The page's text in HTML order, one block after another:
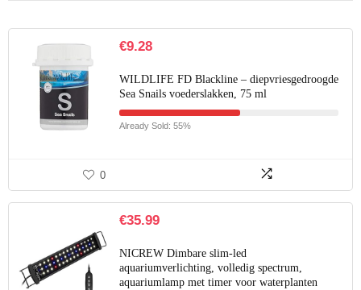
€9.28
WILDLIFE FD Blackline – diepvriesgedroogde
Sea Snails voederslakken, 75 ml
Already Sold: 55%
0
€35.99
NICREW Dimbare slim-led
aquariumverlichting, volledig spectrum,
aquariumlamp met timer voor waterplanten